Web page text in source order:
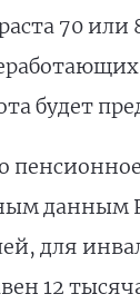
70 или
будет
данным
для
12